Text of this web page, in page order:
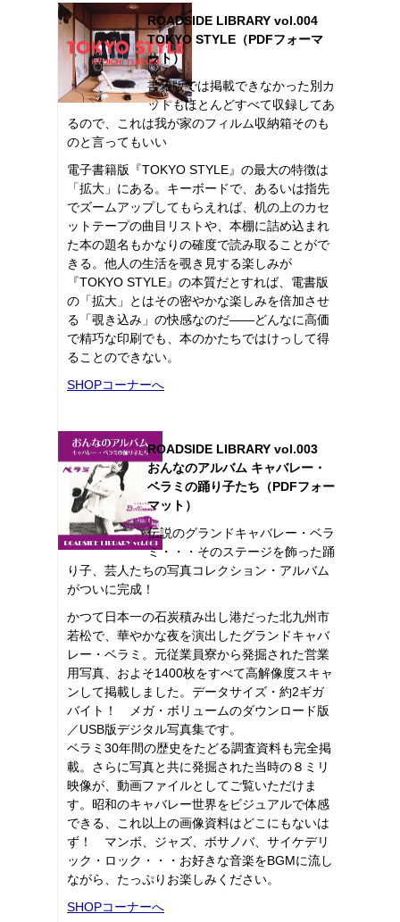
ROADSIDE LIBRARY vol.004
TOKYO STYLE（PDFフォーマ
ット）
書籍版では掲載できなかった別カ
ットもほとんどすべて収録してあ
るので、これは我が家のフィルム収納箱そのも
のと言ってもいい
電子書籍版『TOKYO STYLE』の最大の特徴は
「拡大」にある。キーボードで、あるいは指先
でズームアップしてもらえれば、机の上のカセ
ットテープの曲目リストや、本棚に詰め込まれ
た本の題名もかなりの確度で読み取ることがで
きる。他人の生活を覗き見する楽しみが
『TOKYO STYLE』の本質だとすれば、電書版
の「拡大」とはその密やかな楽しみを倍加させ
る「覗き込み」の快感なのだ――どんなに高価
で精巧な印刷でも、本のかたちではけっして得
ることのできない。
SHOPコーナーへ
ROADSIDE LIBRARY vol.003
おんなのアルバム キャバレー・
ベラミの踊り子たち（PDFフォー
マット）
伝説のグランドキャバレー・ベラ
ミ・・・そのステージを飾った踊
り子、芸人たちの写真コレクション・アルバム
がついに完成！
かつて日本一の石炭積み出し港だった北九州市
若松で、華やかな夜を演出したグランドキャバ
レー・ベラミ。元従業員寮から発掘された営業
用写真、およそ1400枚をすべて高解像度スキャ
ンして掲載しました。データサイズ・約2ギガ
バイト！ メガ・ボリュームのダウンロード版
／USB版デジタル写真集です。
ベラミ30年間の歴史をたどる調査資料も完全掲
載。さらに写真と共に発掘された当時の８ミリ
映像が、動画ファイルとしてご覧いただけま
す。昭和のキャバレー世界をビジュアルで体感
できる、これ以上の画像資料はどこにもないは
ず！ マンボ、ジャズ、ボサノバ、サイケデリ
ック・ロック・・・お好きな音楽をBGMに流し
ながら、たっぷりお楽しみください。
SHOPコーナーへ